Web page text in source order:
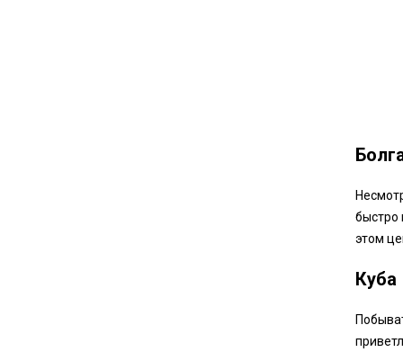
быстро
этом
Куба